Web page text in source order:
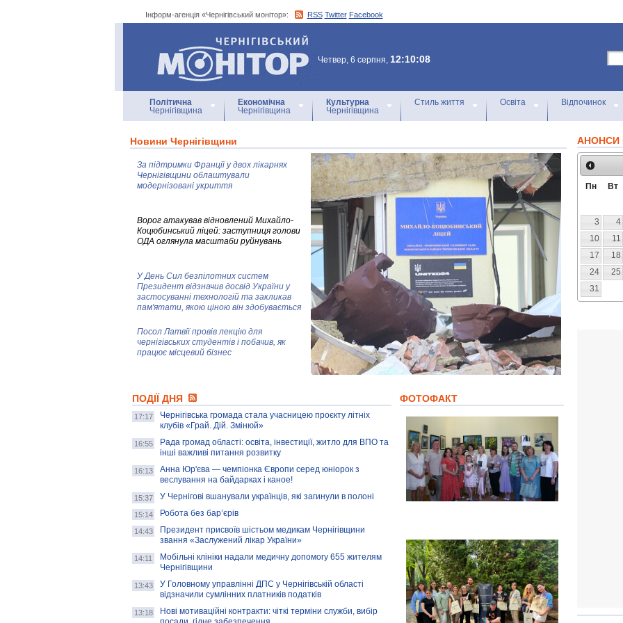
Інформ-агенція «Чернігівський монітор»: RSS Twitter Facebook
Інформ-агенція
«Чернігівський монітор»
Четвер, 6 серпня, 12:10:08
Політична
Чернігівщина
Економічна
Чернігівщина
Культурна
Чернігівщина
Стиль життя Освіта Відпочинок
Новини Чернігівщини
За підтримки Франції у двох лікарнях
Чернігівщини облаштували
модернізовані укриття
Ворог атакував відновлений Михайло-
Коцюбинський ліцей: заступниця голови
ОДА оглянула масштаби руйнувань
У День Сил безпілотних систем
Президент відзначив досвід України у
застосуванні технологій та закликав
пам'ятати, якою ціною він здобувається
Посол Латвії провів лекцію для
чернігівських студентів і побачив, як
працює місцевий бізнес
колекцію про війну, емоції та тварин
AB InBev Efes Україна підтримала
навчальний проєкт "Молодіжна бізнес-
школа", спрямований на розвиток
підприємництва у Чернігівській області
Золота тварина: видання Forbes
написало про чернігівця Патрона: хто і
скільки на ньому заробляє? І куди
витрачають?
ПОДІЇ ДНЯ
17:17
Чернігівська громада стала учасницею проєкту літніх
клубів «Грай. Дій. Змінюй»
16:55
Рада громад області: освіта, інвестиції, житло для ВПО та
інші важливі питання розвитку
16:13
Анна Юр'єва — чемпіонка Європи серед юніорок з
веслування на байдарках і каное!
15:37 У Чернігові вшанували українців, які загинули в полоні
15:14 Робота без бар’єрів
14:43
Президент присвоїв шістьом медикам Чернігівщини
звання «Заслужений лікар України»
14:11
Мобільні клініки надали медичну допомогу 655 жителям
Чернігівщини
13:43
У Головному управлінні ДПС у Чернігівській області
відзначили сумлінних платників податків
13:18
Нові мотиваційні контракти: чіткі терміни служби, вибір
ФОТОФАКТ
АНОНСИ
Пн Вт
3
4
10
11
17
18
24
25
31